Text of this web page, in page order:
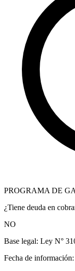
PROGRAMA DE
¿Tiene deuda en
NO
Base legal: Ley N°
Fecha de información: